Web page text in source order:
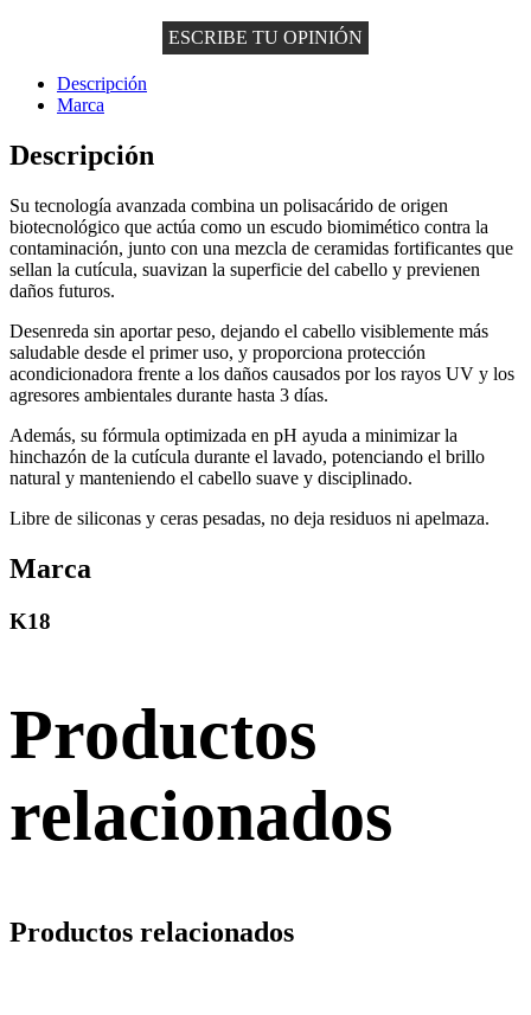
ESCRIBE TU OPINIÓN
Descripción
Marca
Descripción
Su tecnología avanzada combina un polisacárido de origen
biotecnológico que actúa como un escudo biomimético contra la
contaminación, junto con una mezcla de ceramidas fortificantes que
sellan la cutícula, suavizan la superficie del cabello y previenen
daños futuros.
Desenreda sin aportar peso, dejando el cabello visiblemente más
saludable desde el primer uso, y proporciona protección
acondicionadora frente a los daños causados por los rayos UV y los
agresores ambientales durante hasta 3 días.
Además, su fórmula optimizada en pH ayuda a minimizar la
hinchazón de la cutícula durante el lavado, potenciando el brillo
natural y manteniendo el cabello suave y disciplinado.
Libre de siliconas y ceras pesadas, no deja residuos ni apelmaza.
Marca
K18
Productos
relacionados
Productos relacionados